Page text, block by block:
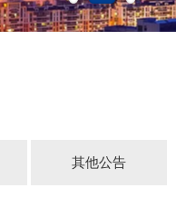
其他公告